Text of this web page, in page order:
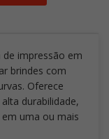
de impressão em
brindes com
Oferece
durabilidade,
uma ou mais